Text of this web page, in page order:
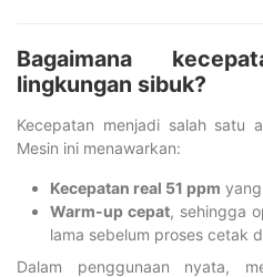
Bagaimana
lingkungan sibuk?
Kecepatan menjadi salah satu
Mesin ini menawarkan:
Kecepatan real 51 ppm
Warm-up cepat, sehingga
lama sebelum proses cetak
Dalam penggunaan nyata,